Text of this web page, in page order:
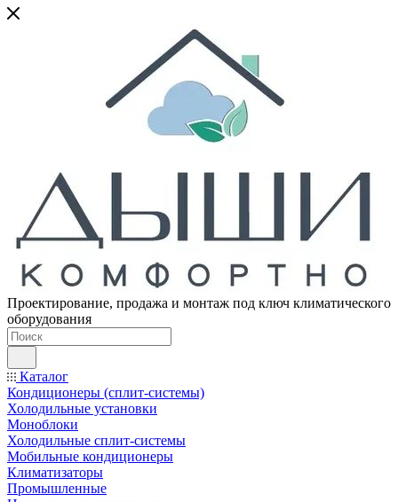
Проектирование, продажа и монтаж под ключ климатического
оборудования
Каталог
Кондиционеры (сплит-системы)
Холодильные установки
Моноблоки
Холодильные сплит-системы
Мобильные кондиционеры
Климатизаторы
Промышленные